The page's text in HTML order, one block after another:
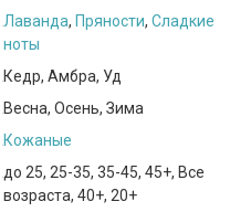
Лаванда, Пряности, Сладкие
ноты
Кедр, Амбра, Уд
Весна, Осень, Зима
Кожаные
до 25, 25-35, 35-45, 45+, Все
возраста, 40+, 20+